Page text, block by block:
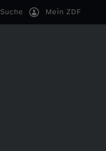
Suche Mein ZDF